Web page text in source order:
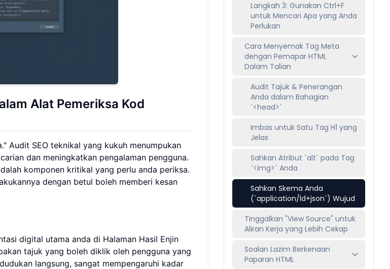
Alat Pemeriksa Kod
Audit SEO teknikal yang kukuh menumpukan
dan meningkatkan pengalaman pengguna.
komponen kritikal yang perlu anda periksa.
dengan betul boleh memberi kesan
digital utama anda di Halaman Hasil Enjin
tajuk yang boleh diklik oleh pengguna yang
langsung, sangat mempengaruhi kadar
Langkah 3: Gunakan Ctrl+F
untuk Mencari Apa yang Anda
Perlukan
Cara Menyemak Tag Meta
dengan Pemapar HTML
Dalam Talian
Audit Tajuk & Penerangan
Anda dalam Bahagian
`<head>`
Imbas untuk Satu Tag H1 yang
Jelas
Sahkan Atribut `alt` pada Tag
`<img>` Anda
Sahkan Skema Anda
(`application/ld+json`) Wujud
Tinggalkan "View Source" untuk
Aliran Kerja yang Lebih Cekap
Soalan Lazim Berkenaan
Paparan HTML